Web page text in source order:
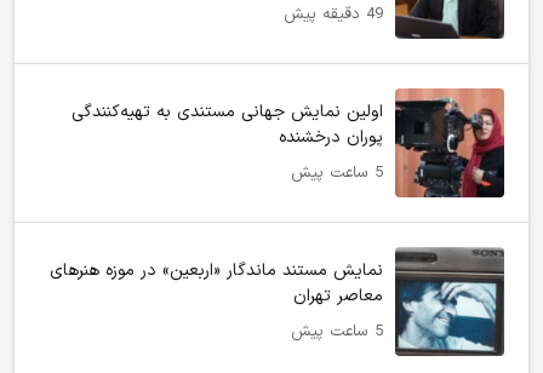
49 دقیقه پیش
اولین نمایش جهانی مستندی به تهیه‌کنندگی
پوران درخشنده
5 ساعت پیش
نمایش مستند ماندگار «اربعین» در موزه هنرهای
معاصر تهران
5 ساعت پیش